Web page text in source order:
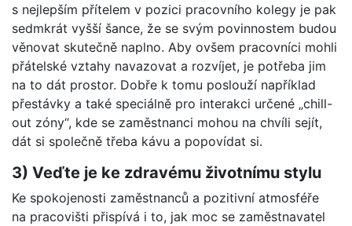
s nejlepším přítelem v pozici pracovního kolegy je pak
sedmkrát vyšší šance, že se svým povinnostem budou
věnovat skutečně naplno. Aby ovšem pracovníci mohli
přátelské vztahy navazovat a rozvíjet, je potřeba jim
na to dát prostor. Dobře k tomu poslouží například
přestávky a také speciálně pro interakci určené „chill-
out zóny“, kde se zaměstnanci mohou na chvíli sejít,
dát si společně třeba kávu a popovídat si.
3) Veďte je ke zdravému životnímu stylu
Ke spokojenosti zaměstnanců a pozitivní atmosféře
na pracovišti přispívá i to, jak moc se zaměstnavatel